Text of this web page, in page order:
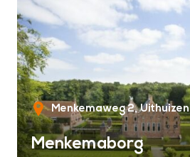
Menkemaweg 2 Uithuizen
Menkemaborg